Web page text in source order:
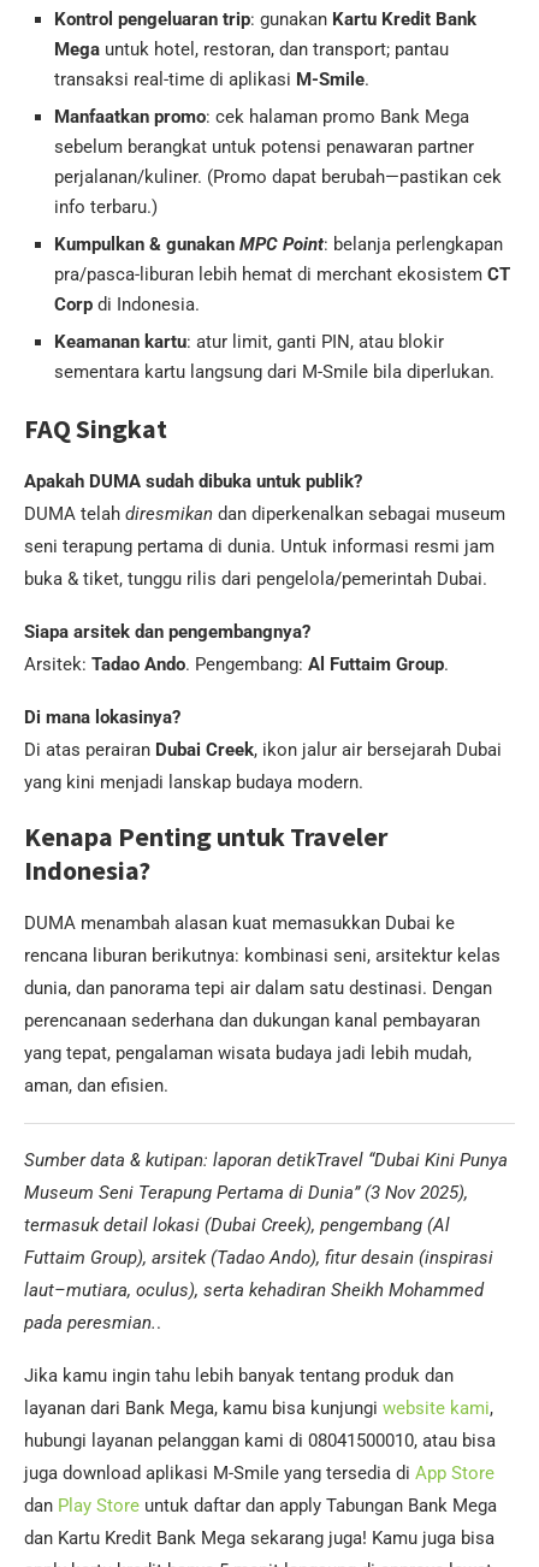
Kontrol pengeluaran trip: gunakan Kartu Kredit Bank
Mega untuk hotel, restoran, dan transport; pantau
transaksi real-time di aplikasi M-Smile.
Manfaatkan promo: cek halaman promo Bank Mega
sebelum berangkat untuk potensi penawaran partner
perjalanan/kuliner. (Promo dapat berubah—pastikan cek
info terbaru.)
Kumpulkan & gunakan MPC Point: belanja perlengkapan
pra/pasca-liburan lebih hemat di merchant ekosistem CT
Corp di Indonesia.
Keamanan kartu: atur limit, ganti PIN, atau blokir
sementara kartu langsung dari M-Smile bila diperlukan.
FAQ Singkat
Apakah DUMA sudah dibuka untuk publik?
DUMA telah diresmikan dan diperkenalkan sebagai museum
seni terapung pertama di dunia. Untuk informasi resmi jam
buka & tiket, tunggu rilis dari pengelola/pemerintah Dubai.
Siapa arsitek dan pengembangnya?
Arsitek: Tadao Ando. Pengembang: Al Futtaim Group.
Di mana lokasinya?
Di atas perairan Dubai Creek, ikon jalur air bersejarah Dubai
yang kini menjadi lanskap budaya modern.
Kenapa Penting untuk Traveler
Indonesia?
DUMA menambah alasan kuat memasukkan Dubai ke
rencana liburan berikutnya: kombinasi seni, arsitektur kelas
dunia, dan panorama tepi air dalam satu destinasi. Dengan
perencanaan sederhana dan dukungan kanal pembayaran
yang tepat, pengalaman wisata budaya jadi lebih mudah,
aman, dan efisien.
Sumber data & kutipan: laporan detikTravel “Dubai Kini Punya
Museum Seni Terapung Pertama di Dunia” (3 Nov 2025),
termasuk detail lokasi (Dubai Creek), pengembang (Al
Futtaim Group), arsitek (Tadao Ando), fitur desain (inspirasi
laut–mutiara, oculus), serta kehadiran Sheikh Mohammed
pada peresmian..
Jika kamu ingin tahu lebih banyak tentang produk dan
layanan dari Bank Mega, kamu bisa kunjungi website kami,
hubungi layanan pelanggan kami di 08041500010, atau bisa
juga download aplikasi M-Smile yang tersedia di App Store
dan Play Store untuk daftar dan apply Tabungan Bank Mega
dan Kartu Kredit Bank Mega sekarang juga! Kamu juga bisa